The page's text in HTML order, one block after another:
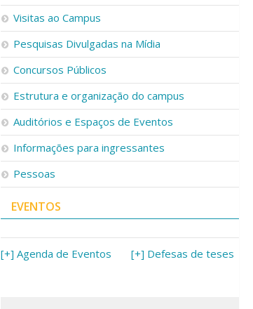
Visitas ao Campus
Pesquisas Divulgadas na Mídia
Concursos Públicos
Estrutura e organização do campus
Auditórios e Espaços de Eventos
Informações para ingressantes
Pessoas
EVENTOS
[+] Agenda de Eventos [+] Defesas de teses